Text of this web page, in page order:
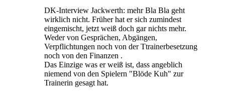
DK-Interview Jackwerth: mehr Bla Bla geht
wirklich nicht. Früher hat er sich zumindest
eingemischt, jetzt weiß doch gar nichts mehr.
Weder von Gesprächen, Abgängen,
Verpflichtungen noch von der Ttrainerbesetzung
noch von den Finanzen .
Das Einzige was er weiß ist, dass angeblich
niemend von den Spielern "Blöde Kuh" zur
Trainerin gesagt hat.